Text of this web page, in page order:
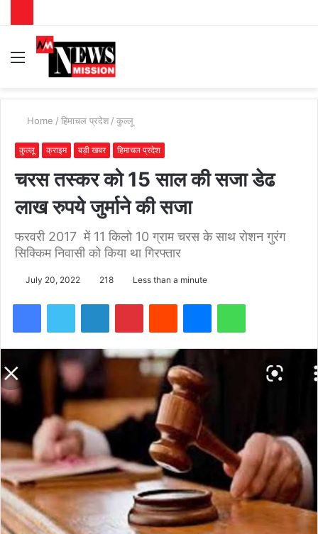
Menu
Home / हिमाचल प्रदेश / कुल्लू
कुल्लू क्राइम बड़ी खबर हिमाचल प्रदेश
चरस तस्कर को 15 साल की सजा डेढ
लाख रुपये जुर्माने की सजा
फरवरी 2017 में 11 किलो 10 ग्राम चरस के साथ रोशन गुरंग
सिक्किम निवासी को किया था गिरफ्तार
July 20, 2022 218 Less than a minute